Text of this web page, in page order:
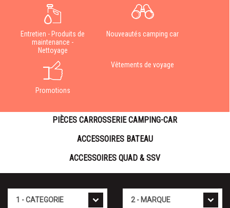
Entretien - Produits de
maintenance -
Nettoyage
Nouveautés camping car
Promotions
Vêtements de voyage
PIÈCES CARROSSERIE CAMPING-CAR
ACCESSOIRES BATEAU
ACCESSOIRES QUAD & SSV